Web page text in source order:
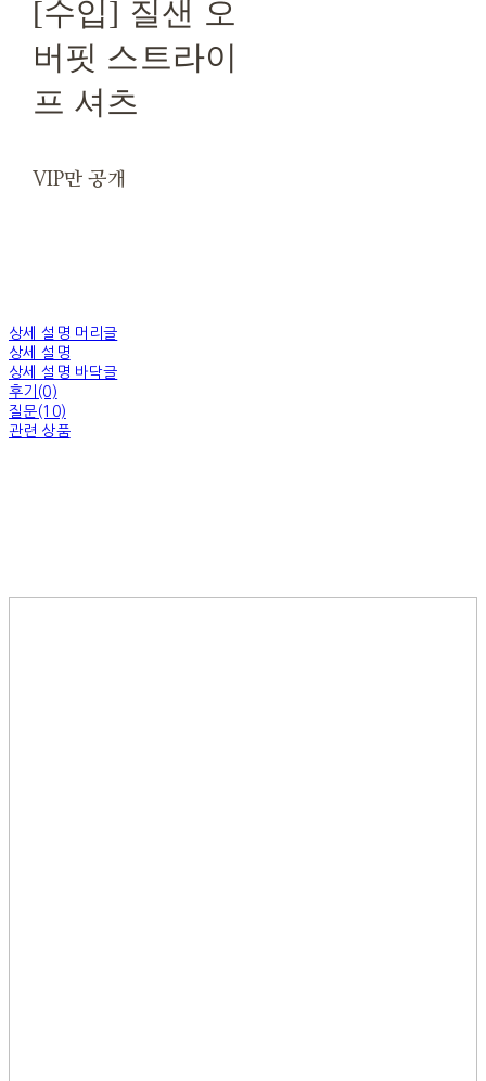
[수입] 질샌 오
버핏 스트라이
프 셔츠
VIP만 공개
상세 설명 머리글
상세 설명
상세 설명 바닥글
후기(0)
질문(10)
관련 상품